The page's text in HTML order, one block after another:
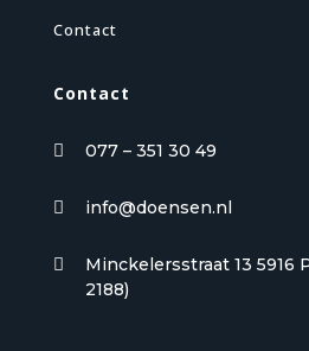
Contact
Contact
 077 – 351 30 49
 info@doensen.nl

Minckelersstraat 13 5916
2188)